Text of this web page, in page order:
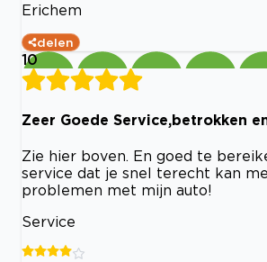
Erichem
delen
10
Zeer Goede Service,betrokken
Zie hier boven. En goed te
service dat je snel terecht kan
problemen met mijn auto!
Service